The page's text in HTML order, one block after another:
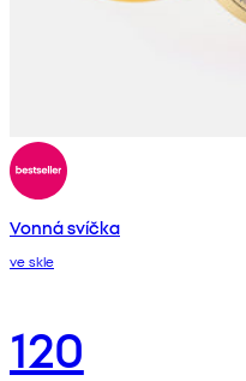
Vonná svíčka
ve skle
120